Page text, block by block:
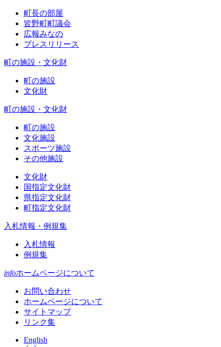
町長の部屋
皆野町町議会
広報みなの
プレスリリース
町の施設・文化財
町の施設
文化財
町の施設・文化財
町の施設
文化施設
スポーツ施設
その他施設
文化財
国指定文化財
県指定文化財
町指定文化財
入札情報・例規集
入札情報
例規集
infoホームページについて
お問い合わせ
ホームページについて
サイトマップ
リンク集
English